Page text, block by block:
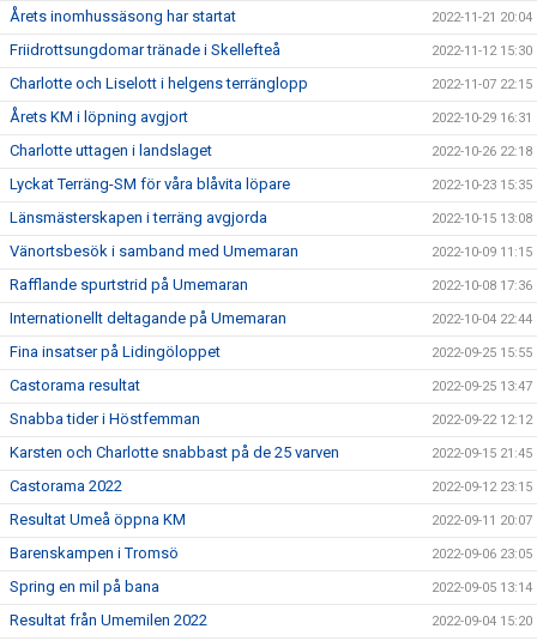
Årets inomhussäsong har startat 2022-11-21 20:04
Friidrottsungdomar tränade i Skellefteå 2022-11-12 15:30
Charlotte och Liselott i helgens terränglopp 2022-11-07 22:15
Årets KM i löpning avgjort 2022-10-29 16:31
Charlotte uttagen i landslaget 2022-10-26 22:18
Lyckat Terräng-SM för våra blåvita löpare 2022-10-23 15:35
Länsmästerskapen i terräng avgjorda 2022-10-15 13:08
Vänortsbesök i samband med Umemaran 2022-10-09 11:15
Rafflande spurtstrid på Umemaran 2022-10-08 17:36
Internationellt deltagande på Umemaran 2022-10-04 22:44
Fina insatser på Lidingöloppet 2022-09-25 15:55
Castorama resultat 2022-09-25 13:47
Snabba tider i Höstfemman 2022-09-22 12:12
Karsten och Charlotte snabbast på de 25 varven 2022-09-15 21:45
Castorama 2022 2022-09-12 23:15
Resultat Umeå öppna KM 2022-09-11 20:07
Barenskampen i Tromsö 2022-09-06 23:05
Spring en mil på bana 2022-09-05 13:14
Resultat från Umemilen 2022 2022-09-04 15:20